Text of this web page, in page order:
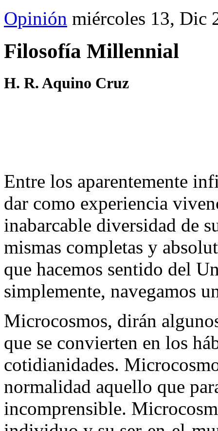
Opinión miércoles 13, Dic
Filosofía Millennial
H. R. Aquino Cruz
Entre los aparentemente
dar como experiencia
inabarcable diversidad de
mismas completas y
que hacemos sentido del
simplemente, navegamos
Microcosmos, dirán
que se convierten en los
cotidianidades.
normalidad aquello que
incomprensible.